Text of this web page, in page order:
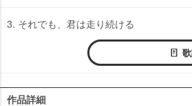
3. それでも、君は走り続ける
作品詳細